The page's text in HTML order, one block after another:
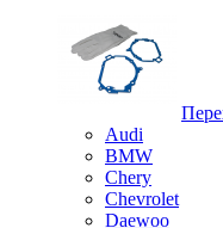
Audi
BMW
Chery
Chevrolet
Daewoo